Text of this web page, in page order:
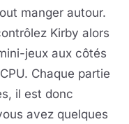
manger autour.
Kirby alors
jeux aux côtés
Chaque partie
il est donc
avez quelques